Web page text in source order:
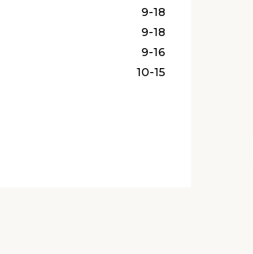
9-18
9-18
9-16
10-15